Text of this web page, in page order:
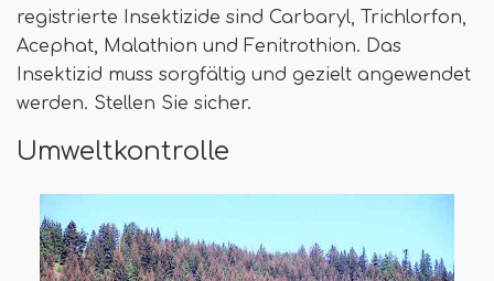
registrierte Insektizide sind Carbaryl, Trichlorfon,
Acephat, Malathion und Fenitrothion. Das
Insektizid muss sorgfältig und gezielt angewendet
werden. Stellen Sie sicher.
Umweltkontrolle